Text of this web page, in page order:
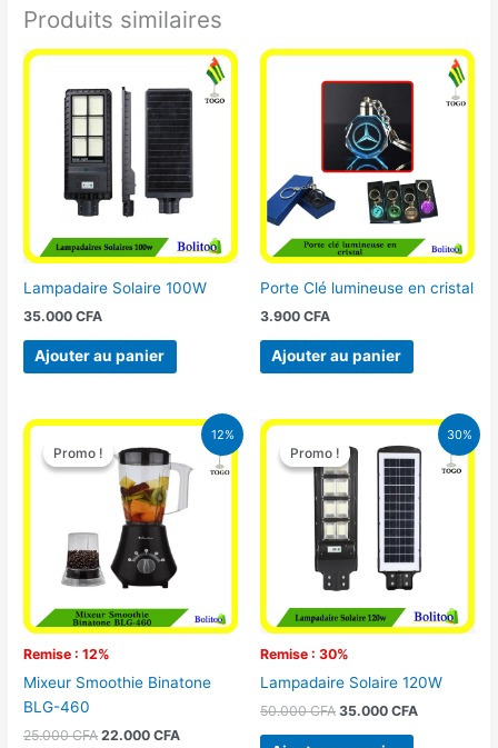
Produits similaires
Lampadaire Solaire 100W
35.000CFA
Ajouter au panier
Porte Clé lumineuse en cristal
3.900 CFA
Ajouter au panier
12%
Promo !
Remise : 12%
Promo !
Mixeur Smoothie Binatone
BLG-460
25.000CFA
Le
prix
initial
était :
25.000 CFA.
22.000CFA
Le
prix
actuel
est :
30%
Promo !
Remise : 30%
Promo !
Lampadaire Solaire 120W
50.000CFA
Le
prix
initial
était :
50.000 CFA.
35.000 CFA
Le
prix
actuel
est :
35.000